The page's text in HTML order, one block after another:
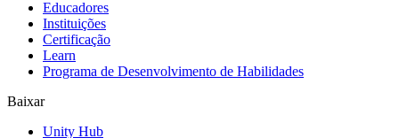
Jogos XR
Lance jogos XR em várias plataformas
Jogos com multijogador
Educadores
Instituições
Certificação
Learn
Programa de Desenvolvimento de Habilidades
Baixar
Unity Hub